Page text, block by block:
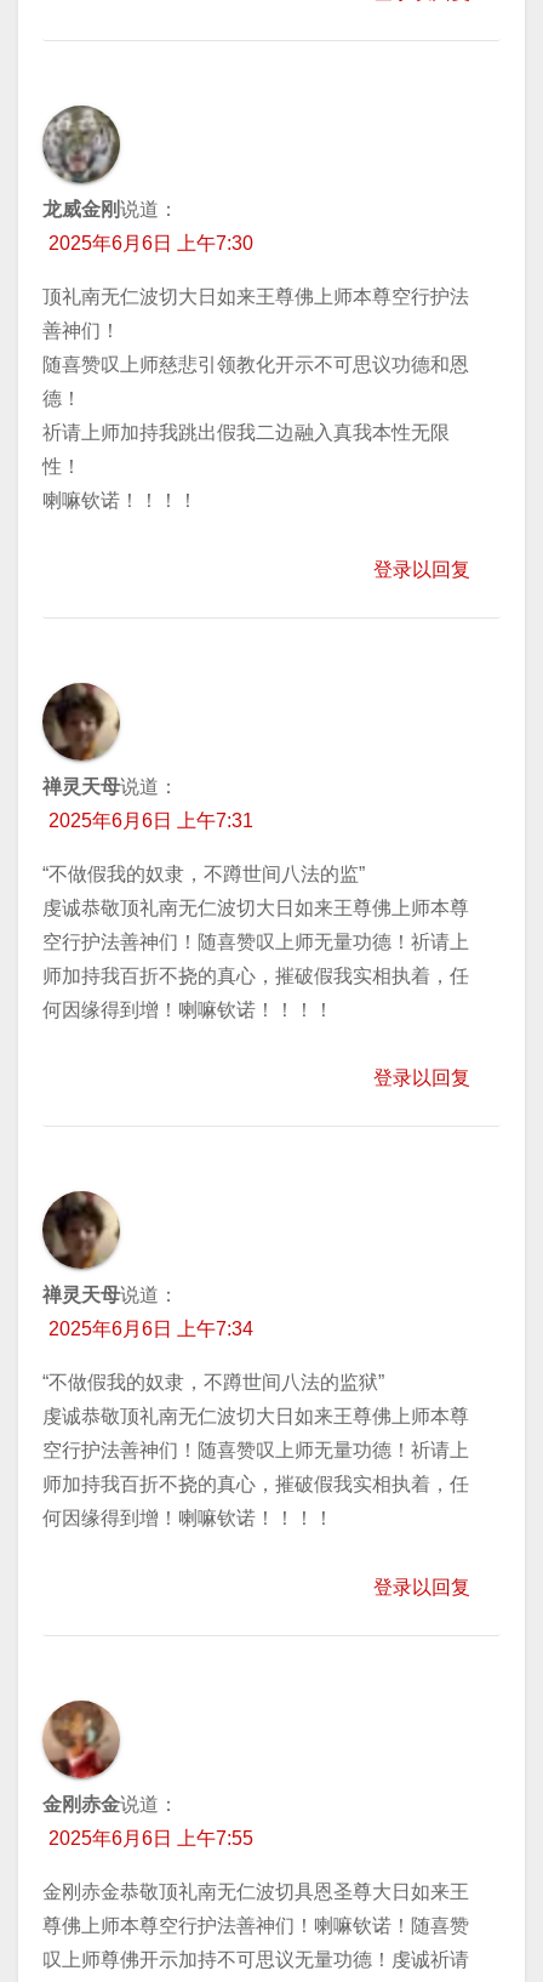
龙威金刚说道：
2025年6月6日 上午7:30
顶礼南无仁波切大日如来王尊佛上师本尊空行护法
善神们！
随喜赞叹上师慈悲引领教化开示不可思议功德和恩
德！
祈请上师加持我跳出假我二边融入真我本性无限
性！
喇嘛钦诺！！！！
登录以回复
禅灵天母说道：
2025年6月6日 上午7:31
“不做假我的奴隶，不蹲世间八法的监”
虔诚恭敬顶礼南无仁波切大日如来王尊佛上师本尊
空行护法善神们！随喜赞叹上师无量功德！祈请上
师加持我百折不挠的真心，摧破假我实相执着，任
何因缘得到增！喇嘛钦诺！！！！
登录以回复
禅灵天母说道：
2025年6月6日 上午7:34
“不做假我的奴隶，不蹲世间八法的监狱”
虔诚恭敬顶礼南无仁波切大日如来王尊佛上师本尊
空行护法善神们！随喜赞叹上师无量功德！祈请上
师加持我百折不挠的真心，摧破假我实相执着，任
何因缘得到增！喇嘛钦诺！！！！
登录以回复
金刚赤金说道：
2025年6月6日 上午7:55
金刚赤金恭敬顶礼南无仁波切具恩圣尊大日如来王
尊佛上师本尊空行护法善神们！喇嘛钦诺！随喜赞
叹上师尊佛开示加持不可思议无量功德！虔诚祈请